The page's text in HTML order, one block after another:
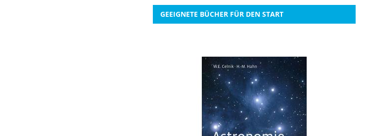
GEEIGNETE BÜCHER FÜR DEN START